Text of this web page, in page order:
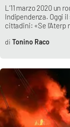
LA
Destinazioni
Eventi
Food
Storie
L’11 marzo 2020 un
Indipendenza. Oggi
cittadini: «Se l’Aterp
Tonino Raco